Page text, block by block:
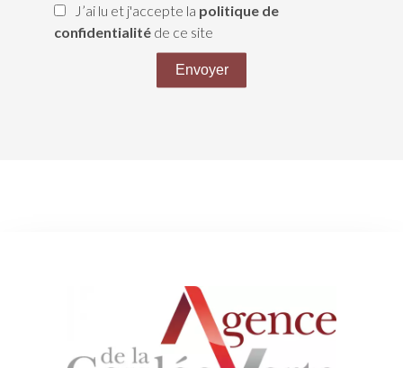
J’ai lu et j'accepte la politique de
confidentialité de ce site
Envoyer